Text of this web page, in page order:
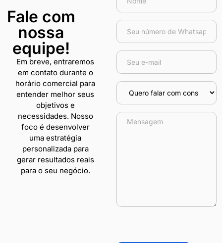
Fale com
nossa
equipe!
Em breve, entraremos
em contato durante o
horário comercial para
entender melhor seus
objetivos e
necessidades. Nosso
foco é desenvolver
uma estratégia
personalizada para
gerar resultados reais
para o seu negócio.